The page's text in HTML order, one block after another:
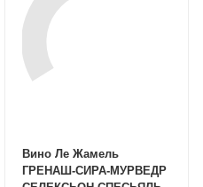
Вино Ле Жамель
ГРЕНАШ-СИРА-МУРВЕДР